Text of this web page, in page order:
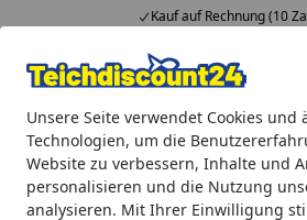
Unsere Seite verwendet Cookies und
Technologien, um die
Website zu verbessern, Inhalte und
personalisieren und die Nutzung
analysieren. Mit Ihrer Einwilligung
Kauf auf Rechnung (10
Alle Produkte
Mein Konto
Suchen
Startseite
Teichprodukte Teichbeleuchtung